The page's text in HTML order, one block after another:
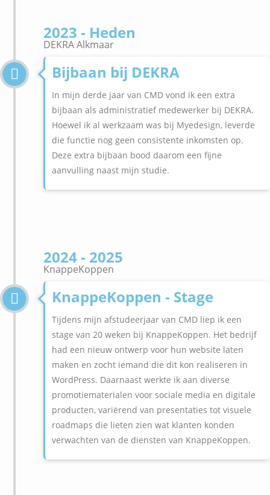
2023 - Heden
DEKRA Alkmaar
Bijbaan bij DEKRA
In mijn derde jaar van CMD vond ik een extra
bijbaan als administratief medewerker bij DEKRA.
Hoewel ik al werkzaam was bij Myedesign, leverde
die functie nog geen consistente inkomsten op.
Deze extra bijbaan bood daarom een fijne
aanvulling naast mijn studie.
2024 - 2025
KnappeKoppen
KnappeKoppen - Stage
Tijdens mijn afstudeerjaar van CMD liep ik een
stage van 20 weken bij KnappeKoppen. Het bedrijf
had een nieuw ontwerp voor hun website laten
maken en zocht iemand die dit kon realiseren in
WordPress. Daarnaast werkte ik aan diverse
promotiematerialen voor sociale media en digitale
producten, variërend van presentaties tot visuele
roadmaps die lieten zien wat klanten konden
verwachten van de diensten van KnappeKoppen.